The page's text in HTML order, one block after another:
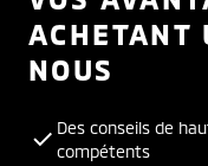
ACHETANT
NOUS
Des conseils de
compétents